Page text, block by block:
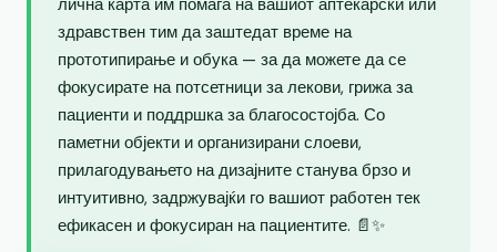
здравствен тим да заштедат време на
прототипирање и обука — за да можете да се
фокусирате на потсетници за лекови, грижа за
пациенти и поддршка за благосостојба. Со
паметни објекти и организирани слоеви,
прилагодувањето на дизајните станува брзо и
интуитивно, задржувајќи го вашиот работен тек
ефикасен и фокусиран на пациентите. 📄✨